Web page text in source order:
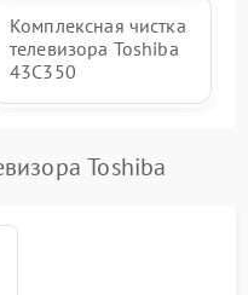
Комплексная чистка
телевизора Toshiba
43C350
Toshiba